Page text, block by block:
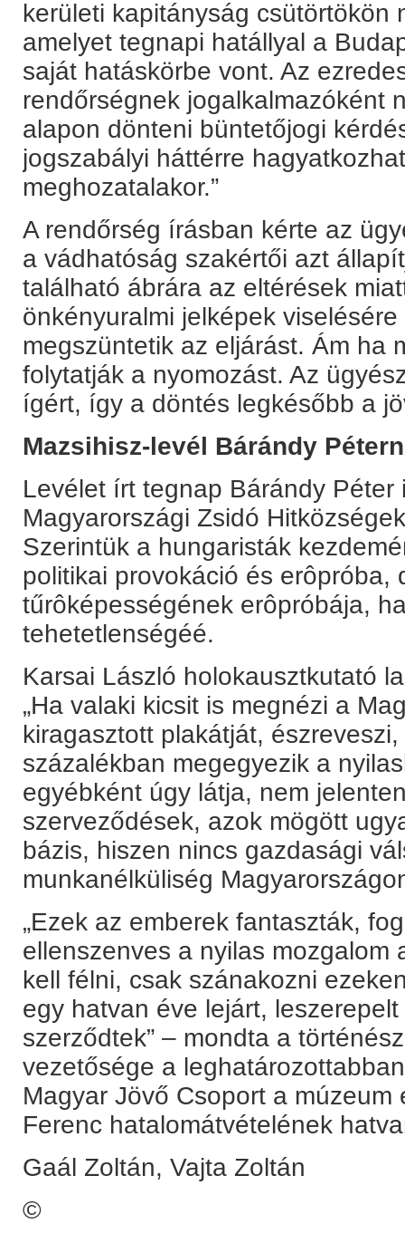
kerületi kapitányság csütörtökön
amelyet tegnapi hatállyal a
saját hatáskörbe vont. Az
rendőrségnek jogalkalmazóként
alapon dönteni büntetőjogi
jogszabályi háttérre
meghozatalakor.”
A rendőrség írásban kérte az
a vádhatóság szakértői azt
található ábrára az eltérések
önkényuralmi jelképek
megszüntetik az eljárást. Ám ha
folytatják a nyomozást. Az
ígért, így a döntés legkésőbb a
Mazsihisz-levél Bárándy
Levélet írt tegnap Bárándy
Magyarországi Zsidó
Szerintük a hungaristák
politikai provokáció és erôpróba,
tűrôképességének erôpróbája,
tehetetlenségéé.
Karsai László holokausztkutató
„Ha valaki kicsit is megnézi a
kiragasztott plakátját,
százalékban megegyezik a
egyébként úgy látja, nem
szerveződések, azok mögött
bázis, hiszen nincs gazdasági
munkanélküliség
„Ezek az emberek fantaszták,
ellenszenves a nyilas mozgalom
kell félni, csak szánakozni
egy hatvan éve lejárt,
szerződtek” – mondta a
vezetősége a
Magyar Jövő Csoport a
Ferenc hatalomátvételének
Gaál Zoltán, Vajta Zoltán
©